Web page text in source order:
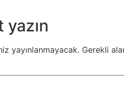
yazın
yayınlanmayacak. Gerekli